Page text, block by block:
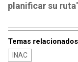
planificar su ruta
Temas
INAC